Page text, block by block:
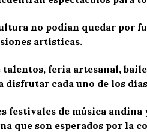
no podían quedar por
artísticas.
feria artesanal,
cada uno de los
de música
que son esperados por la